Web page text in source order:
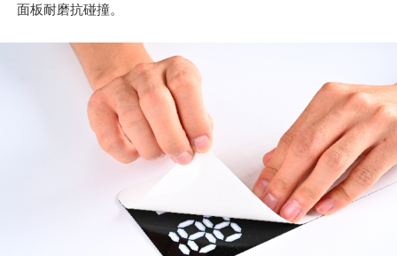
面板耐磨抗碰撞。